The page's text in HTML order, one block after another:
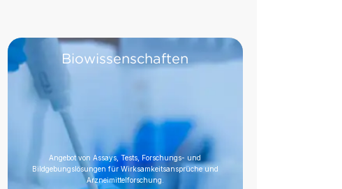
Biowissenschaften
Angebot von Assays, Tests, Forschungs- und
Bildgebungslösungen für Wirksamkeitsansprüche und
Arzneimittelforschung.